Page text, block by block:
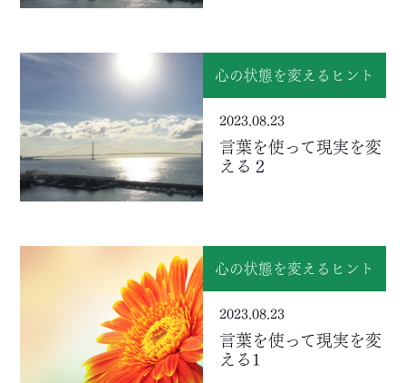
心の状態を変えるヒント
2023.08.23
言葉を使って現実を変
える２
心の状態を変えるヒント
2023.08.23
言葉を使って現実を変
える1